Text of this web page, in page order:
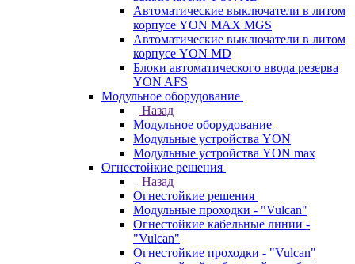
Автоматические выключатели в литом
корпусе YON MAX MGS
Автоматические выключатели в литом
корпусе YON MD
Блоки автоматического ввода резерва
YON AFS
Модульное оборудование
Назад
Модульное оборудование
Модульные устройства YON
Модульные устройства YON max
Огнестойкие решения
Назад
Огнестойкие решения
Модульные проходки - "Vulcan"
Огнестойкие кабельные линии -
"Vulcan"
Огнестойкие проходки - "Vulcan"